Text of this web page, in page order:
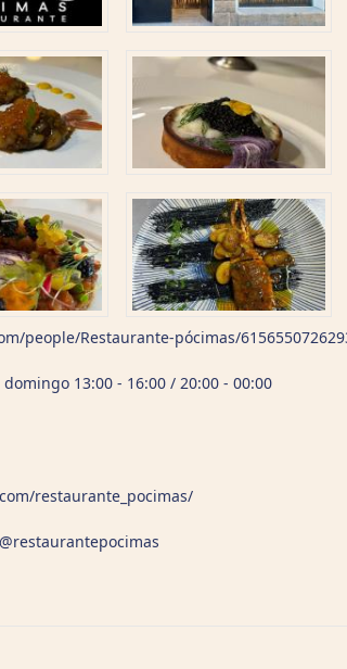
people/Restaurante-pócimas/
13:00 - 16:00 / 20:00 - 00:00
restaurante_pocimas/